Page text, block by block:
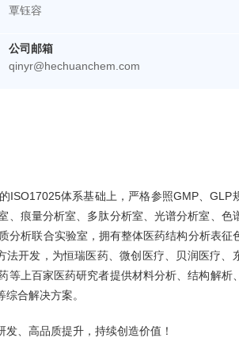
覃钰容
公司邮箱
qinyr@hechuanchem.com
ISO17025体系基础上，严格参照GMP、GLP
痕量分析室、多肽分析室、光谱分析室、色
分析联合实验室，拥有整体医药结构分析表征
开发，为恒瑞医药、微创医疗、贝润医疗、
等上百家医药研究者提供材料分析、结构解析
合解决方案。
、高品质提升，持续创造价值！